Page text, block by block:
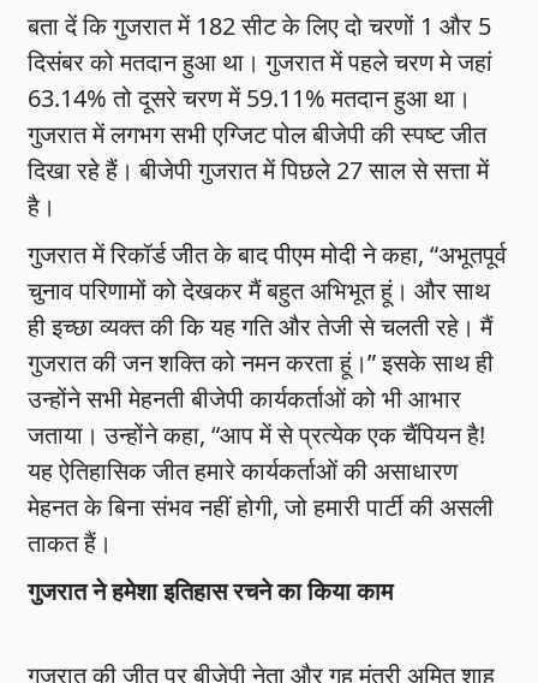
बता दें कि गुजरात में 182 सीट के लिए दो चरणों 1 और 5
दिसंबर को मतदान हुआ था। गुजरात में पहले चरण मे जहां
63.14% तो दूसरे चरण में 59.11% मतदान हुआ था।
गुजरात में लगभग सभी एग्जिट पोल बीजेपी की स्पष्ट जीत
दिखा रहे हैं। बीजेपी गुजरात में पिछले 27 साल से सत्ता में
है।
गुजरात में रिकॉर्ड जीत के बाद पीएम मोदी ने कहा, “अभूतपूर्व
चुनाव परिणामों को देखकर मैं बहुत अभिभूत हूं। और साथ
ही इच्छा व्यक्त की कि यह गति और तेजी से चलती रहे। मैं
गुजरात की जन शक्ति को नमन करता हूं।” इसके साथ ही
उन्होंने सभी मेहनती बीजेपी कार्यकर्ताओं को भी आभार
जताया। उन्होंने कहा, “आप में से प्रत्येक एक चैंपियन है!
यह ऐतिहासिक जीत हमारे कार्यकर्ताओं की असाधारण
मेहनत के बिना संभव नहीं होगी, जो हमारी पार्टी की असली
ताकत हैं।
गुजरात ने हमेशा इतिहास रचने का किया काम
गुजरात की जीत पर बीजेपी नेता और गृह मंत्री अमित शाह